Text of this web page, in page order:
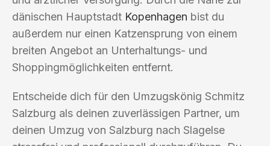
dänischen Hauptstadt Kopenhagen bist du
außerdem nur einen Katzensprung von einem
breiten Angebot an Unterhaltungs- und
Shoppingmöglichkeiten entfernt.
Entscheide dich für den Umzugskönig Schmitz
Salzburg als deinen zuverlässigen Partner, um
deinen Umzug von Salzburg nach Slagelse